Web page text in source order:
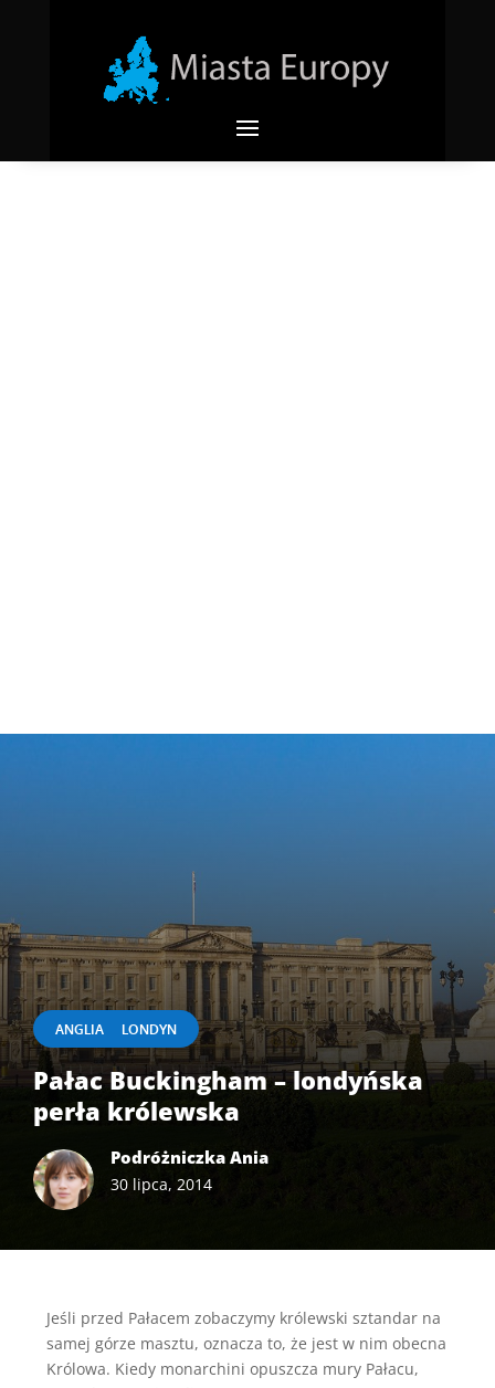
ANGLIA LONDYN
Pałac Buckingham – londyńska
perła królewska
Podróżniczka Ania
30 lipca, 2014
Jeśli przed Pałacem zobaczymy królewski sztandar na
samej górze masztu, oznacza to, że jest w nim obecna
Królowa. Kiedy monarchini opuszcza mury Pałacu,